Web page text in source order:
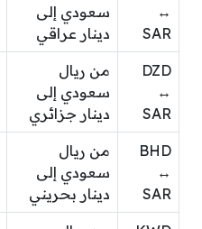
↔
SAR
سعودي إلى
دينار عراقي
DZD
↔
SAR
من ريال
سعودي إلى
دينار جزائري
BHD
↔
SAR
من ريال
سعودي إلى
دينار بحريني